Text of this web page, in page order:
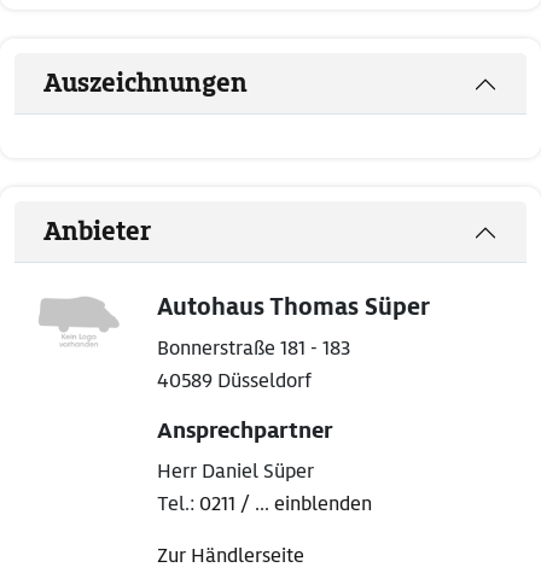
Auszeichnungen
Anbieter
Autohaus Thomas Süper
Bonnerstraße 181 - 183
40589 Düsseldorf
Ansprechpartner
Herr Daniel Süper
Tel.: 0211 / ... einblenden
Zur Händlerseite